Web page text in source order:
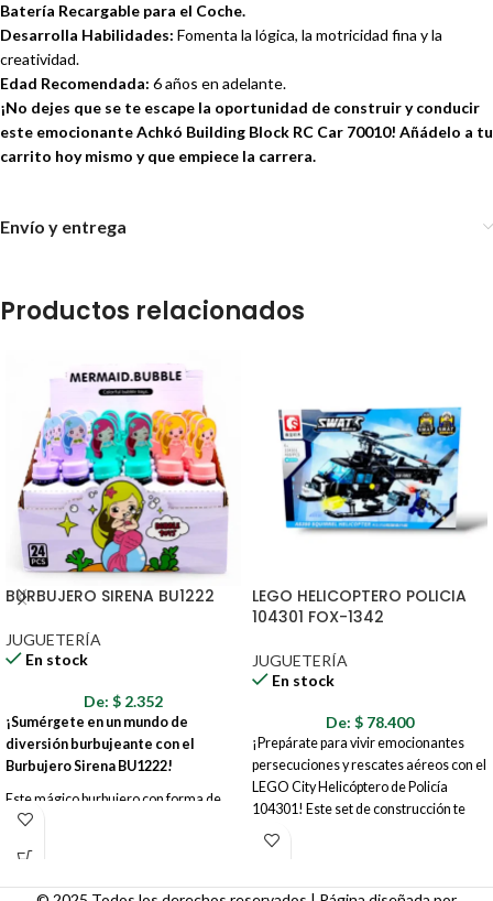
Batería Recargable para el Coche.
Desarrolla Habilidades: Fomenta la lógica, la motricidad fina y la
creatividad.
Edad Recomendada: 6 años en adelante.
¡No dejes que se te escape la oportunidad de construir y conducir
este emocionante Achkó Building Block RC Car 70010! Añádelo a tu
carrito hoy mismo y que empiece la carrera.
Envío y entrega
Productos relacionados
BURBUJERO SIRENA BU1222
JUGUETERÍA
En stock
De: $ 2.352
¡Sumérgete en un mundo de
diversión burbujeante con el
Burbujero Sirena BU1222!
Este mágico burbujero con forma de
sirena es el juguete perfecto para
inolvidables al aire libre. Con su diseño
LEGO HELICOPTERO POLICIA
104301 FOX-1342
JUGUETERÍA
En stock
De: $ 78.400
¡Prepárate para vivir emocionantes
persecuciones y rescates aéreos con el
LEGO City Helicóptero de Policía
104301! Este set de construcción te
permite crear un helicóptero de policía
City desde el aire. ¡Únete a la fuerza